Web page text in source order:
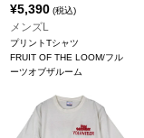
¥5,390 (税込)
メンズL
プリントTシャツ
FRUIT OF THE LOOM/フル
ーツオブザルーム